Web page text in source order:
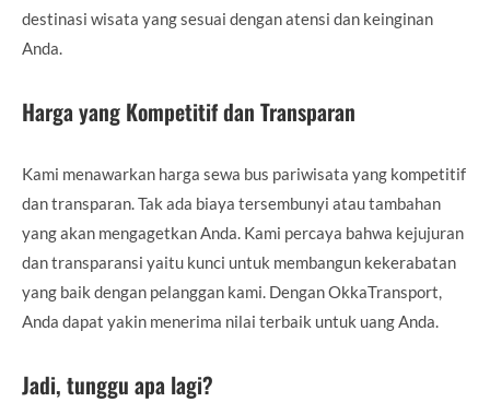
destinasi wisata yang sesuai dengan atensi dan keinginan
Anda.
Harga yang Kompetitif dan Transparan
Kami menawarkan harga sewa bus pariwisata yang kompetitif
dan transparan. Tak ada biaya tersembunyi atau tambahan
yang akan mengagetkan Anda. Kami percaya bahwa kejujuran
dan transparansi yaitu kunci untuk membangun kekerabatan
yang baik dengan pelanggan kami. Dengan OkkaTransport,
Anda dapat yakin menerima nilai terbaik untuk uang Anda.
Jadi, tunggu apa lagi?